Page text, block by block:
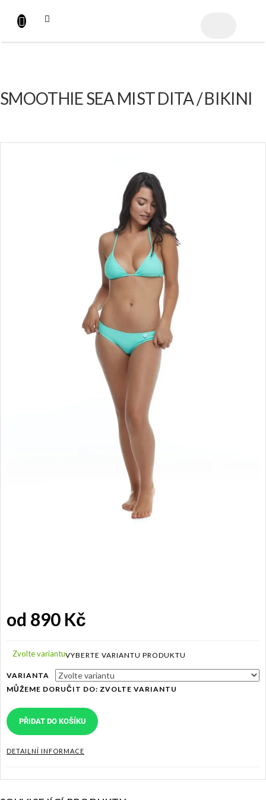
obsah
SMOOTHIE SEA MIST DITA / BIKINI
od 890 Kč
cena:
Zvolte variantu
VARIANTA
MŮŽEME DORUČIT DO: ZVOLTE VARIANTU
PŘIDAT DO KOŠÍKU
DETAILNÍ INFORMACE